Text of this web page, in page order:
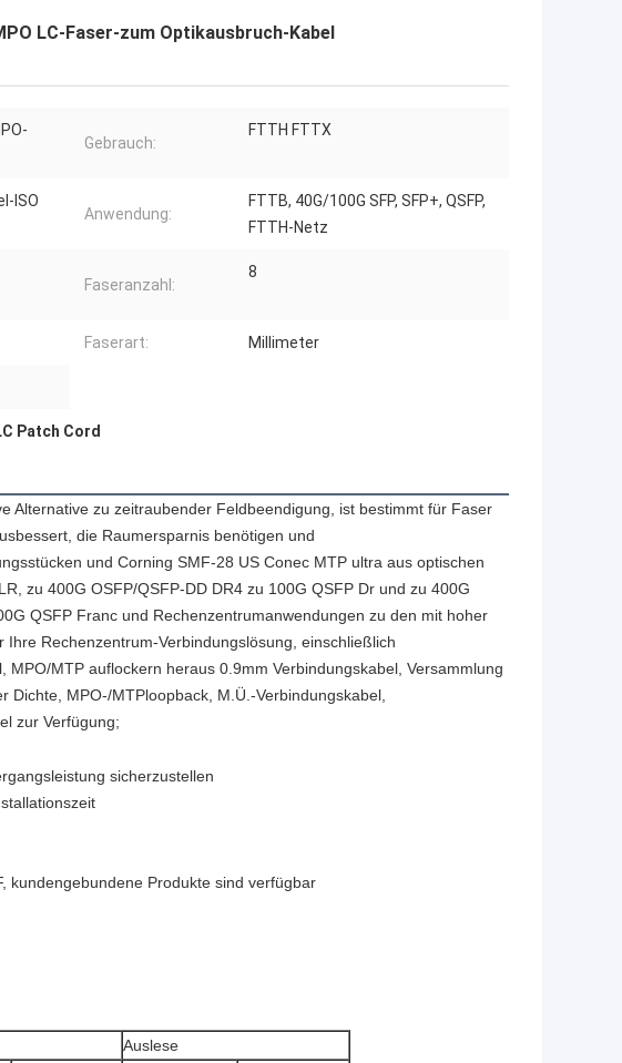
LC-Faser-zum Optikausbruch-Kabel
Gebrauch:
FTTH FTTX
ISO
Anwendung:
FTTB, 40G/100G SFP, SFP+, QSFP,
FTTH-Netz
Faseranzahl:
8
Faserart: Millimeter
Patch Cord
Alternative zu zeitraubender Feldbeendigung, ist bestimmt für Faser
die Raumersparnis benötigen und
und Corning SMF-28 US Conec MTP ultra aus optischen
zu 400G OSFP/QSFP-DD DR4 zu 100G QSFP Dr und zu 400G
QSFP Franc und Rechenzentrumanwendungen zu den mit hoher
Rechenzentrum-Verbindungslösung, einschließlich
MTP auflockern heraus 0.9mm Verbindungskabel, Versammlung
Dichte, MPO-/MTPloopback, M.Ü.-Verbindungskabel,
zur Verfügung;
sicherzustellen
kundengebundene Produkte sind verfügbar
Auslese